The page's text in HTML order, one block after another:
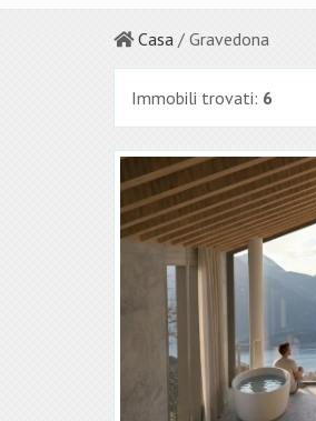
Casa / Gravedona
Immobili trovati: 6